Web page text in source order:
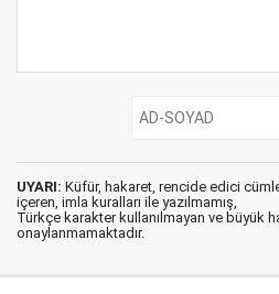
UYARI: Küfür, hakaret, rencide edici
içeren, imla kuralları ile yazılmamış,
Türkçe karakter kullanılmayan ve büyük
onaylanmamaktadır.